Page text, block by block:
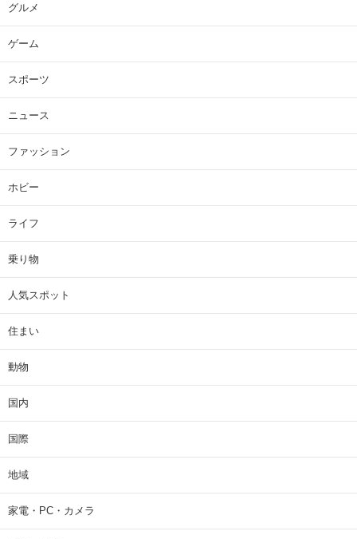
グルメ
ゲーム
スポーツ
ニュース
ファッション
ホビー
ライフ
乗り物
人気スポット
住まい
動物
国内
国際
地域
家電・PC・カメラ